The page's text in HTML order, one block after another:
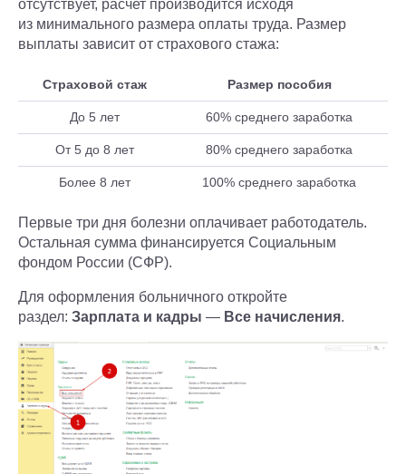
отсутствует, расчет производится исходя
из минимального размера оплаты труда. Размер
выплаты зависит от страхового стажа:
Страховой стаж Размер пособия
До 5 лет 60% среднего заработка
От 5 до 8 лет 80% среднего заработка
Более 8 лет 100% среднего заработка
Первые три дня болезни оплачивает работодатель.
Остальная сумма финансируется Социальным
фондом России (СФР).
Для оформления больничного откройте
раздел: Зарплата и кадры — Все начисления.